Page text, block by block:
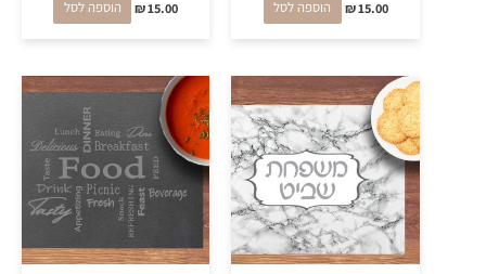
₪15.00 הוספה לסל ₪15.00 הוספה לסל